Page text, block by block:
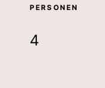
PERSONEN
4